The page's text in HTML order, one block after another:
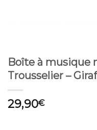
Boîte à musique
Trousselier –
29,90€